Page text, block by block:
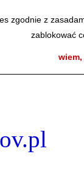
zgodnie z
zablokować